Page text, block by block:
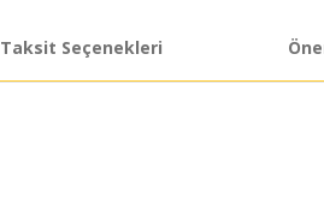
Taksit Seçenekleri